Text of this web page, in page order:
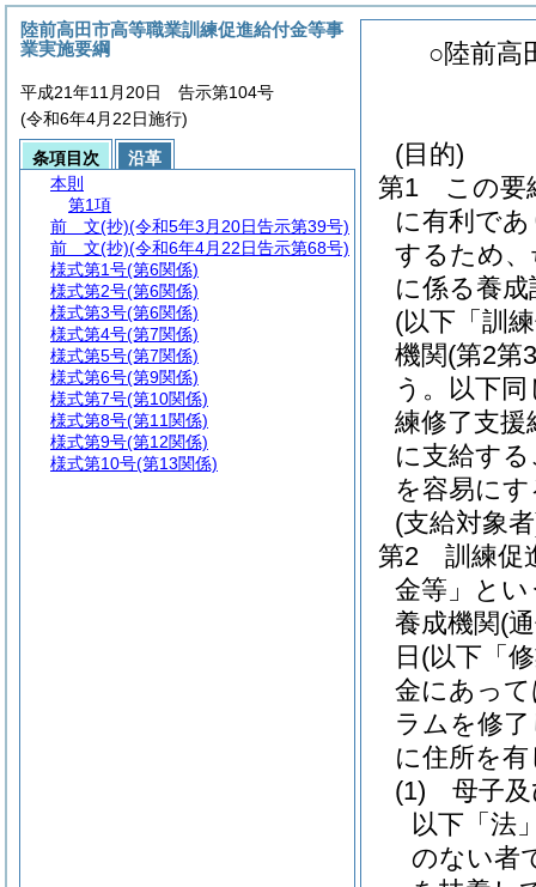
○陸前高
(目的)
第1 この要
に有利で
するため
に係る養
(以下「訓
機関(第2第
う。以下同
練修了支援
に支給す
を容易に
(支給対象
第2 訓練促
金等」とい
養成機関(
日 (以下「
金にあっ
ラムを修
に住所を
(1) 母子及
以下「法
のない者
陸前高田市高等職業訓練促進給付金等事
業実施要綱
平成21年11月20日 告示第104号
(令和6年4月22日施行)
条項目次
沿革
本則
第1項
前 文(抄)(令和5年3月20日告示第39号)
前 文(抄)(令和6年4月22日告示第68号)
様式第1号(第6関係)
様式第2号(第6関係)
様式第3号(第6関係)
様式第4号(第7関係)
様式第5号(第7関係)
様式第6号(第9関係)
様式第7号(第10関係)
様式第8号(第11関係)
様式第9号(第12関係)
様式第10号(第13関係)